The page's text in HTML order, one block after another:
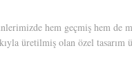
hem geçmiş hem
üretilmiş olan özel tasarım